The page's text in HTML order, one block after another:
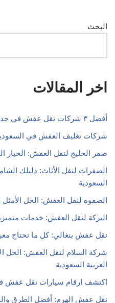
البحث
اخر المقالات
أفضل ٣ شركات نقل عفش في جدة لعام ٢٠٢٥ م
شركات تغليف العفش في
صقر الخليج لنقل العفش: الخيار
الصفرات لنقل الأثاث: دليلك
السعودية
الصفوة لنقل العفش: الحل الأمثل
البركة لنقل العفش: خدمات
نقل عفش بنغالي: كل ما تحتاج
شركة السلام لنقل العفش: الحل
العربية السعودية
اكتشف ارقام سيارات نقل عفش في
نقل عفش الهرم: أفضل الطرق